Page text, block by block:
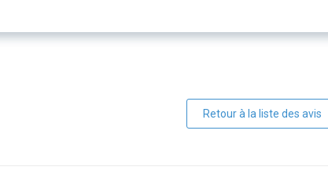
Retour à la liste des avis